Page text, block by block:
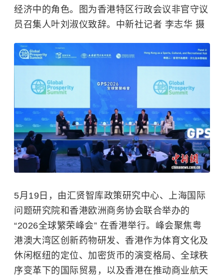
经济中的角色。图为香港特区行政会议非官守议
员召集人叶刘淑仪致辞。中新社记者 李志华 摄
5月19日，由汇贤智库政策研究中心、上海国际
问题研究院和香港欧洲商务协会联合举办的
“2026全球繁荣峰会” 在香港举行。峰会聚焦粤
港澳大湾区创新药物研发、香港作为体育文化及
休闲枢纽的定位、加密货币的演变格局、全球秩
序变革下的国际贸易，以及香港在推动商业航天